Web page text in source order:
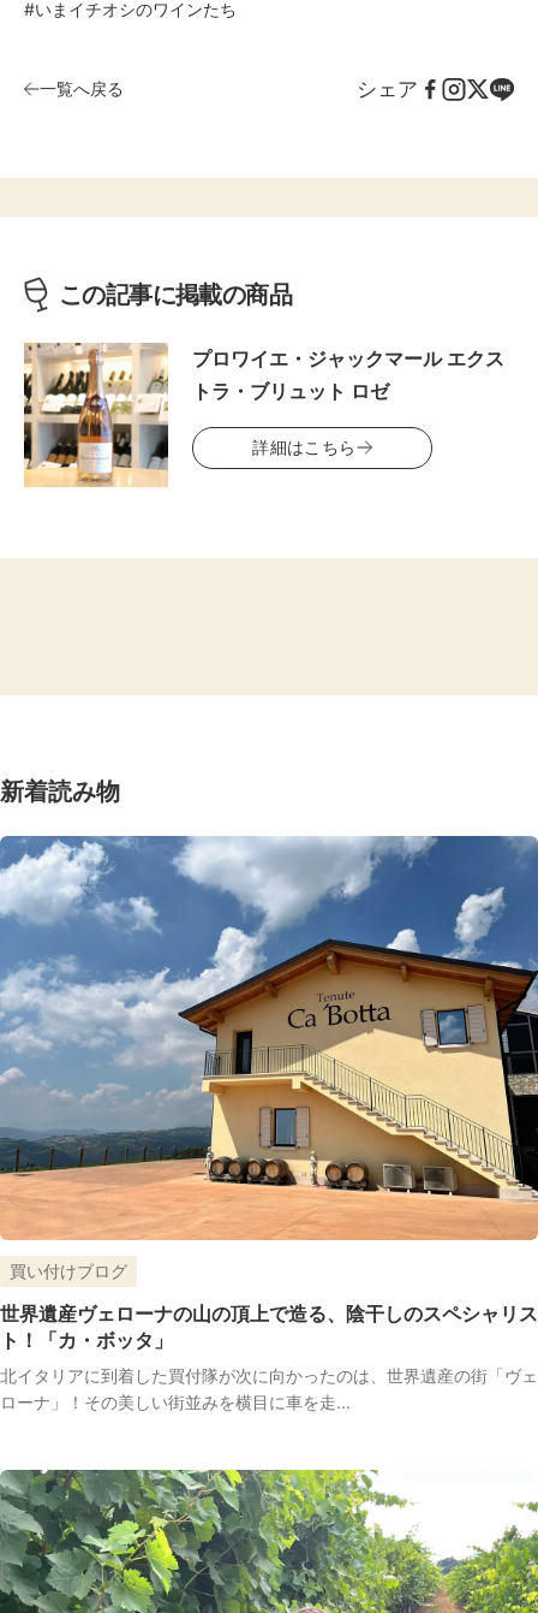
#いまイチオシのワインたち
一覧へ戻る シェア
この記事に掲載の商品
プロワイエ・ジャックマール エクス
トラ・ブリュット ロゼ
詳細はこちら
新着読み物
買い付けブログ
世界遺産ヴェローナの山の頂上で造る、陰干しのスペシャリス
ト！「カ・ボッタ」
北イタリアに到着した買付隊が次に向かったのは、世界遺産の街「ヴェ
ローナ」！その美しい街並みを横目に車を走...